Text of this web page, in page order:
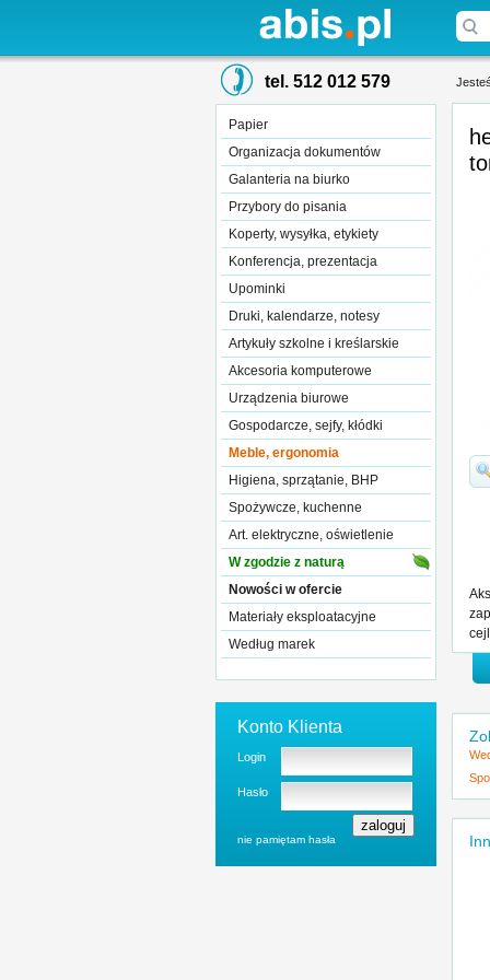
tel. 512 012 579
Papier
Organizacja dokumentów
Galanteria na biurko
Przybory do pisania
Koperty, wysyłka, etykiety
Konferencja, prezentacja
Upominki
Druki, kalendarze, notesy
Artykuły szkolne i kreślarskie
Akcesoria komputerowe
Urządzenia biurowe
Gospodarcze, sejfy, kłódki
Meble, ergonomia
Higiena, sprzątanie, BHP
Spożywcze, kuchenne
Art. elektryczne, oświetlenie
W zgodzie z naturą
Nowości w ofercie
Materiały eksploatacyjne
Według marek
Konto Klienta
Login
Hasło
nie pamiętam hasła